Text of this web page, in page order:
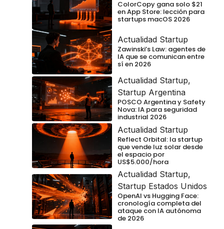
ColorCopy gana solo $21
en App Store: lección para
startups macOS 2026
Actualidad Startup
Zawinski’s Law: agentes de
IA que se comunican entre
sí en 2026
Actualidad Startup,
Startup Argentina
POSCO Argentina y Safety
Nova: IA para seguridad
industrial 2026
Actualidad Startup
Reflect Orbital: la startup
que vende luz solar desde
el espacio por
US$5.000/hora
Actualidad Startup,
Startup Estados Unidos
OpenAI vs Hugging Face:
cronología completa del
ataque con IA autónoma
de 2026